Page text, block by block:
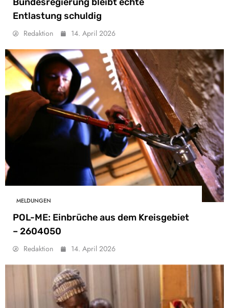
Entlastung schuldig
Redaktion 14. April 2026
MELDUNGEN
POL-ME: Einbrüche aus dem Kreisgebiet
– 2604050
Redaktion 14. April 2026